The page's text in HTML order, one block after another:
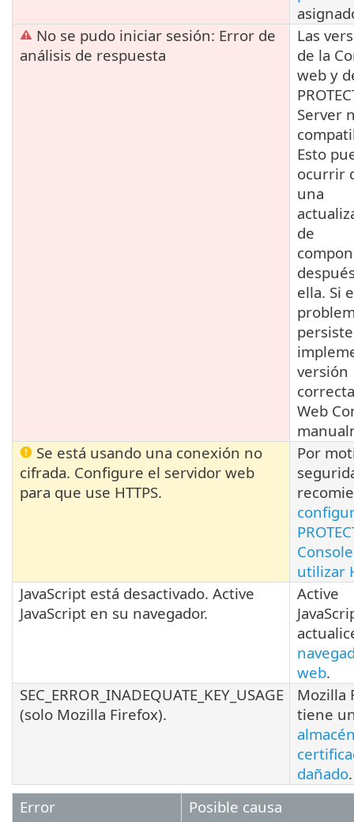
No se pudo iniciar sesión: Error de
análisis de respuesta
Las
de la
web y
Server
Esto
ocurrir
una
de
ella. Si
versión
Web
Se está usando una conexión no
cifrada. Configure el servidor web
para que use HTTPS.
Por
utilizar
JavaScript está desactivado. Active
JavaScript en su navegador.
Active
web.
SEC_ERROR_INADEQUATE_KEY_USAGE
(solo Mozilla Firefox).
Mozilla
tiene
dañado.
Error
Posible causa